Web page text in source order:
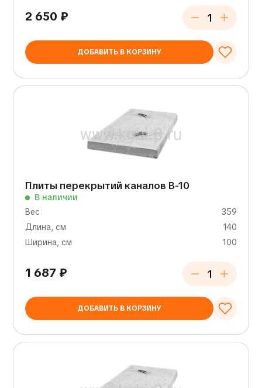
2 650 ₽
ДОБАВИТЬ В КОРЗИНУ
Плиты перекрытий каналов В-10
В наличии
Вес
359
Длина, см
140
Ширина, см
100
1 687 ₽
ДОБАВИТЬ В КОРЗИНУ